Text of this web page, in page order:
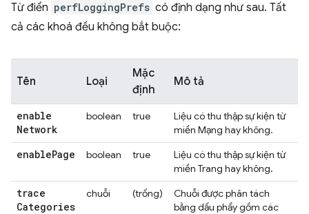
Từ điển perfLoggingPrefs có định dạng như sau. Tất
cả các khoá đều không bắt buộc:
Tên Loại
Mặc
định
Mô tả
enable
Network
boolean true
Liệu có thu thập sự kiện từ
miền Mạng hay không.
enablePage boolean true
Liệu có thu thập sự kiện từ
miền Trang hay không.
trace
Categories
chuỗi (trống)
Chuỗi được phân tách
bằng dấu phẩy gồm các